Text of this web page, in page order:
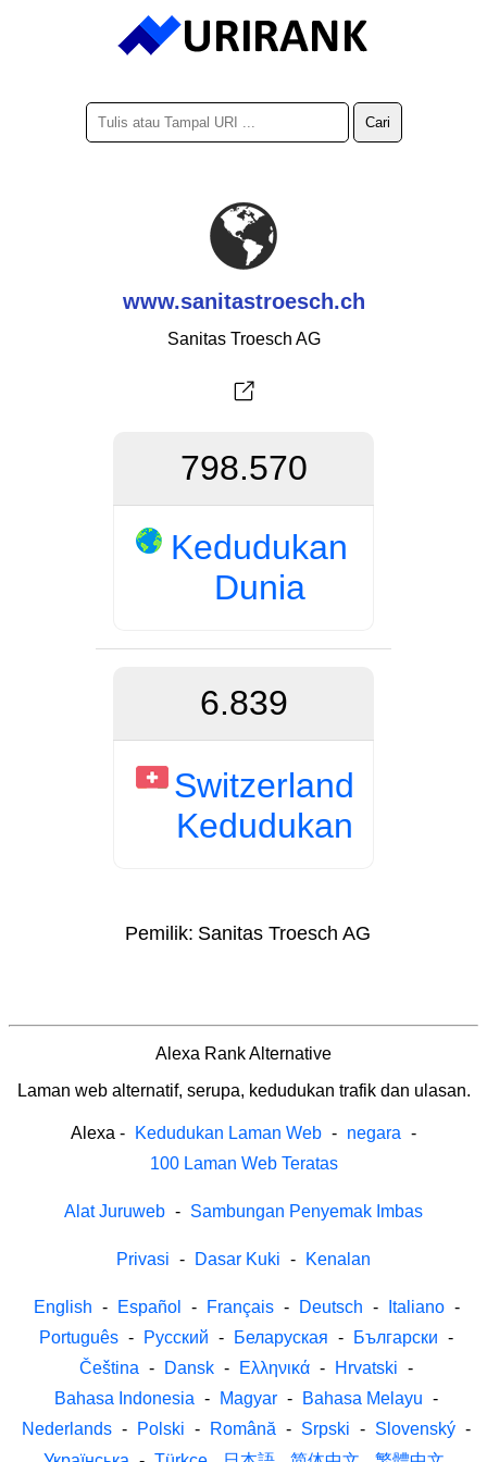
www.sanitastroesch.ch
Sanitas Troesch AG
798.570
Kedudukan
Dunia
6.839
Switzerland
Kedudukan
Pemilik: Sanitas Troesch AG
Alexa Rank Alternative
Laman web alternatif, serupa, kedudukan trafik dan ulasan.
Alexa - Kedudukan Laman Web - negara -
100 Laman Web Teratas
Alat Juruweb - Sambungan Penyemak Imbas
Privasi - Dasar Kuki - Kenalan
English - Español - Français - Deutsch - Italiano -
Português - Русский - Беларуская - Български -
Čeština - Dansk - Ελληνικά - Hrvatski -
Bahasa Indonesia - Magyar - Bahasa Melayu -
Nederlands - Polski - Română - Srpski - Slovenský -